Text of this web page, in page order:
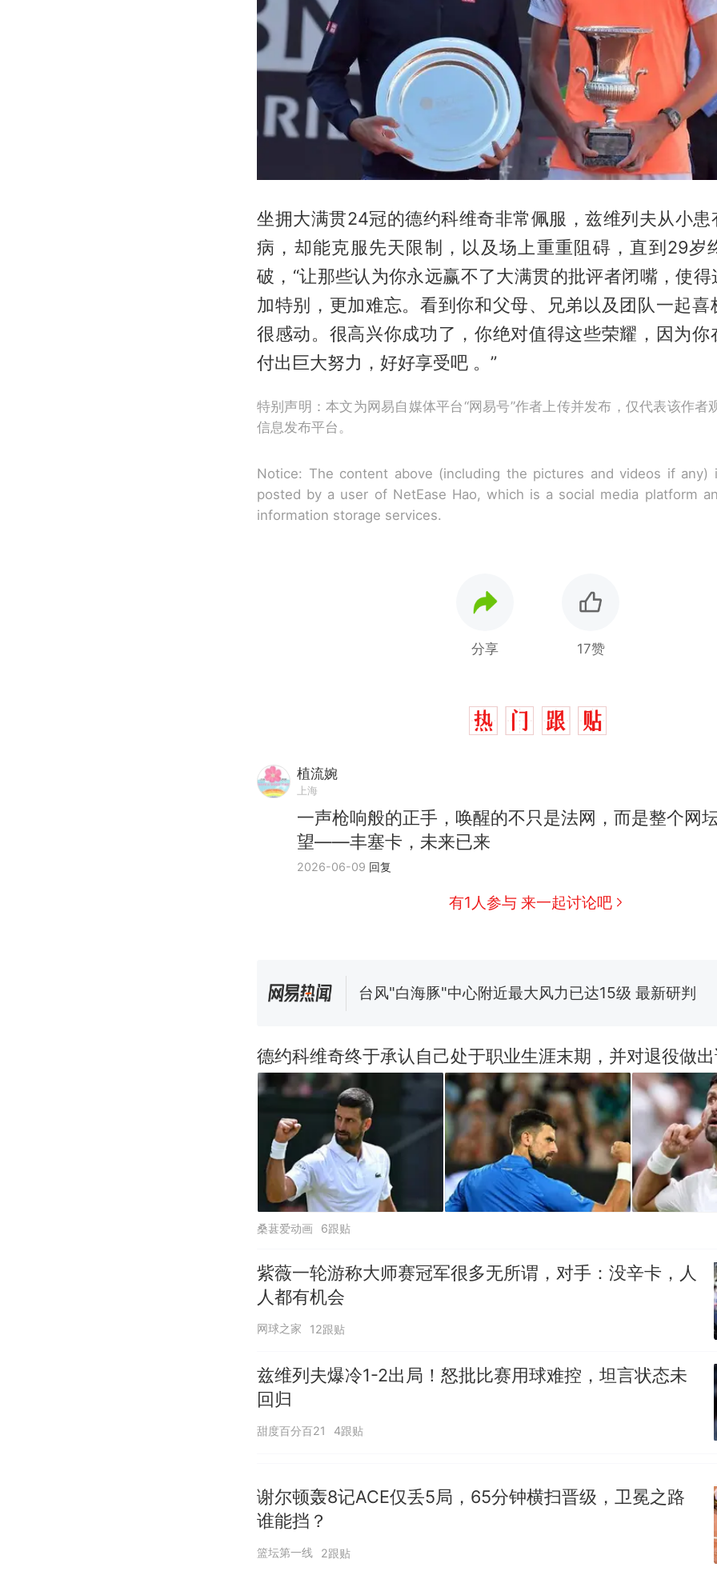
坐拥大满贯24冠的德约科维奇非常佩服，兹维列夫从小患
病，却能克服先天限制，以及场上重重阻碍，直到29岁
破，“让那些认为你永远赢不了大满贯的批评者闭嘴，使
加特别，更加难忘。看到你和父母、兄弟以及团队一起喜
很感动。很高兴你成功了，你绝对值得这些荣耀，因为你
付出巨大努力，好好享受吧 。”
特别声明：本文为网易自媒体平台“网易号”作者上传并发布，仅代表该作者
信息发布平台。
Notice: The content above (including the pictures and videos if any)
posted by a user of NetEase Hao, which is a social media platform
information storage services.
分享 17赞
植流婉
上海
一声枪响般的正手，唤醒的不只是法网，而是整个网
望——丰塞卡，未来已来
2026-06-09 回复
有1人参与 来一起讨论吧
热 那个在床头放菜刀的女孩，因老师一句“跟我回家”
新 费大厨“全国小炒肉大王”称号，仅凭视频评出？中
应
搬家报价570元，搬到楼下交5060元才肯搬上楼！
佛山一中学招聘物理教师，笔试前13名均遭淘汰？教
招聘，成立调查组全面核查
那个在床头放菜刀的女孩，因老师一句“跟我回家”
德约科维奇终于承认自己处于职业生涯末期，并对退役做
桑葚爱动画 6跟贴
紫薇一轮游称大师赛冠军很多无所谓，对手：没辛卡，人
人都有机会
网球之家 12跟贴
兹维列夫爆冷1-2出局！怒批比赛用球难控，坦言状态未
回归
甜度百分百21 4跟贴
谢尔顿轰8记ACE仅丢5局，65分钟横扫晋级，卫冕之路
谁能挡？
篮坛第一线 2跟贴